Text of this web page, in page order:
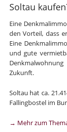
Soltau
Eine
den Vorteil, dass
Eine
und gute
Zukunft.
Soltau hat ca.
Fallingbostel im
→ Mehr zum